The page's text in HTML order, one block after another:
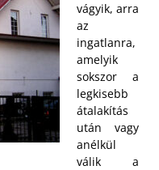
vágyik, arra
az
ingatlanra,
amelyik
sokszor a
legkisebb
átalakítás
után vagy
anélkül
válik a